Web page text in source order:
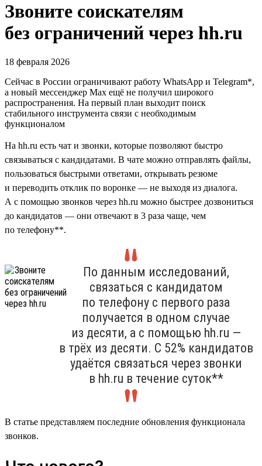
Звоните соискателям
без ограничений через hh.ru
18 февраля 2026
Cейчас в России ограничивают работу WhatsApp и Telegram*,
а новый мессенджер Max ещё не получил широкого
распространения. На первый план выходит поиск
стабильного инструмента связи с необходимым
функционалом
На hh.ru есть чат и звонки, которые позволяют быстро
связываться с кандидатами. В чате можно отправлять файлы,
пользоваться быстрыми ответами, открывать резюме
и переводить отклик по воронке — не выходя из диалога.
А с помощью звонков через hh.ru можно быстрее дозвониться
до кандидатов — они отвечают в 3 раза чаще, чем
по телефону**.
По данным исследований,
связаться с кандидатом
по телефону с первого раза
получается в одном случае
из десяти, а с помощью hh.ru —
в трёх из десяти. С 52% кандидатов
удаётся связаться через звонки
в hh.ru в течение суток**
В статье представляем последние обновления функционала
звонков.